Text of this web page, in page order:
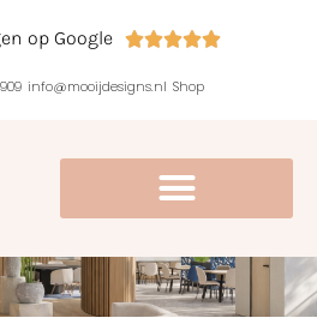
op Google 
info@mooijdesigns.nl Shop